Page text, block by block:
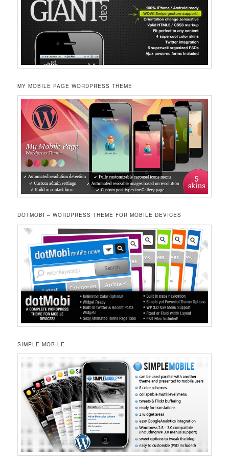
MY MOBILE PAGE WORDPRESS THEME
DOTMOBI – WORDPRESS THEME FOR MOBILE DEVICES
SIMPLE MOBILE